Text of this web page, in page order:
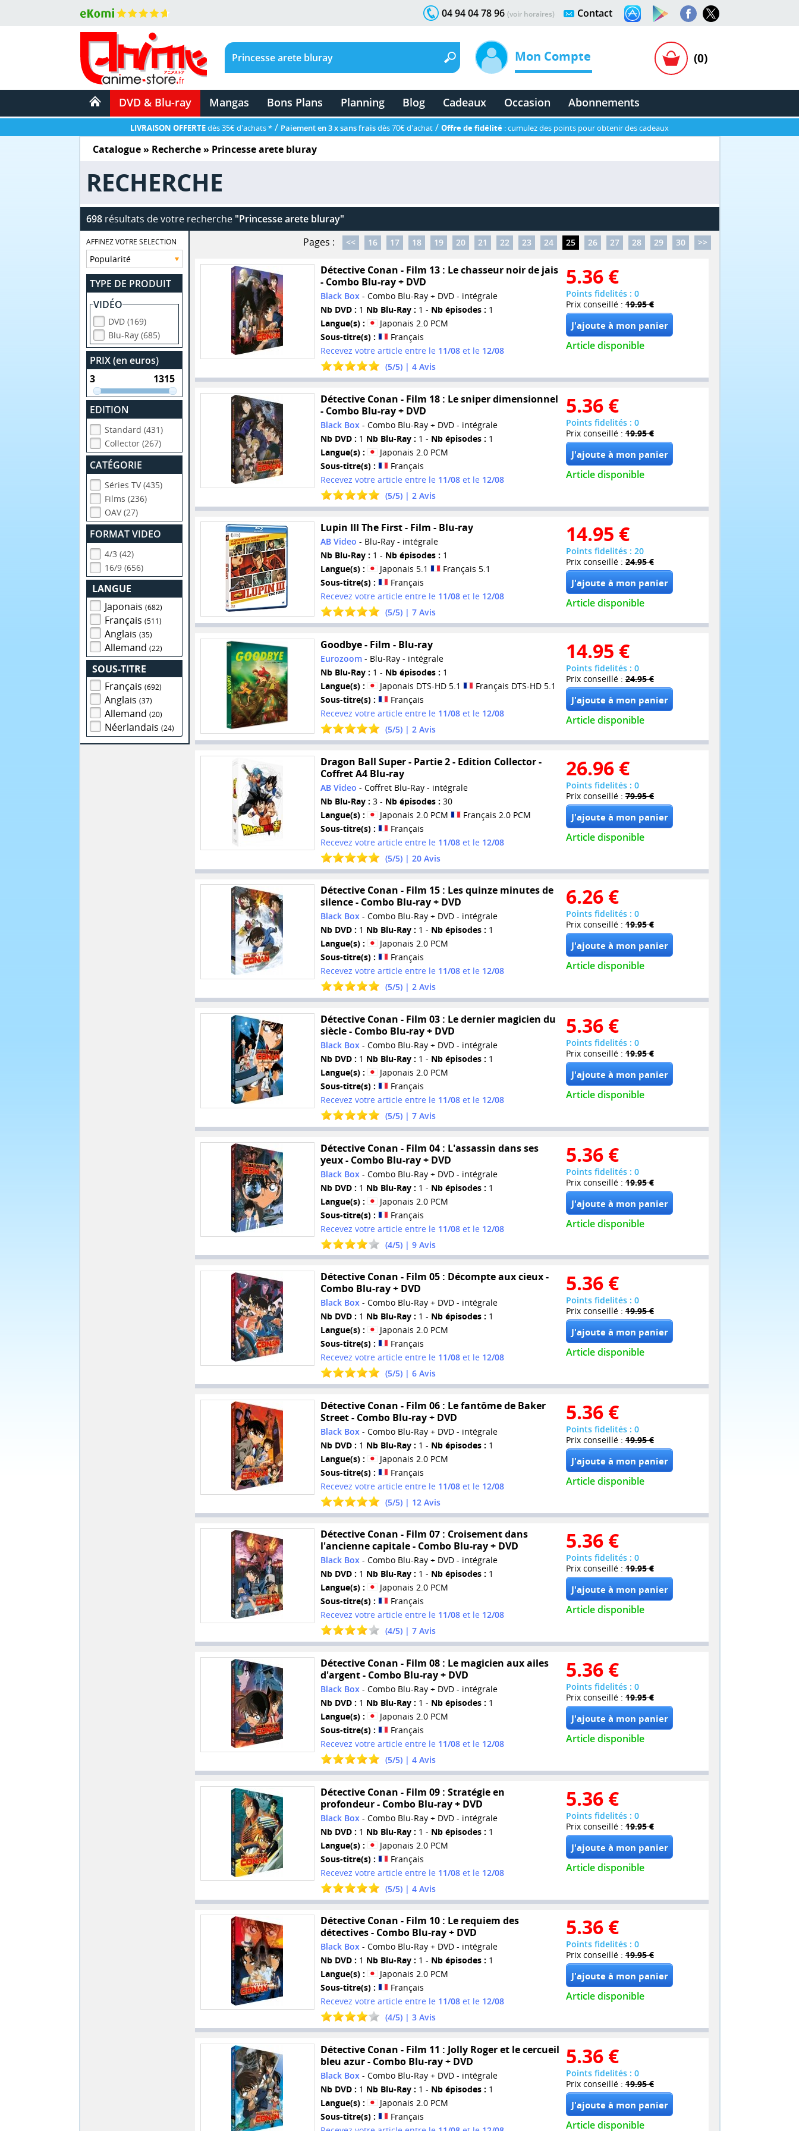
Contact
04 94 04 78 96 (voir horaires)
Mon Compte (0)
DVD & Blu-ray Mangas Bons Plans Planning Blog Cadeaux Occasion Abonnements
LIVRAISON OFFERTEdès 35€ d'achats * / Paiement en 3 x sans fraisdès 70€ d'achat / Offre de fidélité : cumulez des points pour obtenir des cadeaux
Catalogue» Recherche » Princesse arete bluray
RECHERCHE
698résultats de votre recherche "Princesse arete bluray"
AFFINEZ VOTRE SELECTION
TYPE DE PRODUIT
VIDÉO
DVD (169)
Blu-Ray (685)
PRIX (en euros)
EDITION
Standard (431)
Collector (267)
CATÉGORIE
Séries TV (435)
Films (236)
OAV (27)
FORMAT VIDEO
4/3 (42)
16/9 (656)
LANGUE
Japonais(682)
Français(511)
Anglais(35)
Allemand(22)
SOUS-TITRE
Français(692)
Anglais(37)
Allemand(20)
Néerlandais(24)
Pages : << 16 17 18 19 20 21 22 23 24 25 26 27 28 29 30 >>
Détective Conan - Film 13 : Le chasseur noir de jais
- Combo Blu-ray + DVD
Black Box- Combo Blu-Ray + DVD - intégrale
Nb DVD : 1 Nb Blu-Ray : 1 - Nb épisodes : 1
Langue(s) :
Japonais 2.0 PCM
Sous-titre(s) :
Français
Recevez votre article entre le 11/08et le 12/08
(5/5) | 4Avis
5.36 €
Points fidelités : 0
Prix conseillé : 19.95 €
Article disponible
Détective Conan - Film 18 : Le sniper dimensionnel
- Combo Blu-ray + DVD
Black Box- Combo Blu-Ray + DVD - intégrale
Nb DVD : 1 Nb Blu-Ray : 1 - Nb épisodes : 1
Langue(s) :
Japonais 2.0 PCM
Sous-titre(s) :
Français
Recevez votre article entre le 11/08et le 12/08
(5/5) | 2Avis
5.36 €
Points fidelités : 0
Prix conseillé : 19.95 €
Article disponible
Lupin III The First - Film - Blu-ray
AB Video - Blu-Ray - intégrale
Nb Blu-Ray : 1 - Nb épisodes : 1
Langue(s) :
Japonais 5.1
Français 5.1
Sous-titre(s) :
Français
Recevez votre article entre le 11/08et le 12/08
(5/5) | 7Avis
14.95 €
Points fidelités : 20
Prix conseillé : 24.95 €
Article disponible
Goodbye - Film - Blu-ray
Eurozoom- Blu-Ray - intégrale
Nb Blu-Ray : 1 - Nb épisodes : 1
Langue(s) :
Japonais DTS-HD 5.1
Français DTS-HD 5.1
Sous-titre(s) :
Français
Recevez votre article entre le 11/08et le 12/08
(5/5) | 2Avis
14.95 €
Points fidelités : 0
Prix conseillé : 24.95 €
Article disponible
Dragon Ball Super - Partie 2 - Edition Collector -
Coffret A4 Blu-ray
AB Video - Coffret Blu-Ray - intégrale
Nb Blu-Ray : 3 - Nb épisodes : 30
Langue(s) :
Japonais 2.0 PCM
Français 2.0 PCM
Sous-titre(s) :
Français
Recevez votre article entre le 11/08et le 12/08
(5/5) | 20Avis
26.96 €
Points fidelités : 0
Prix conseillé : 79.95 €
Article disponible
Détective Conan - Film 15 : Les quinze minutes de
silence - Combo Blu-ray + DVD
Black Box- Combo Blu-Ray + DVD - intégrale
Nb DVD : 1 Nb Blu-Ray : 1 - Nb épisodes : 1
Langue(s) :
Japonais 2.0 PCM
Sous-titre(s) :
Français
Recevez votre article entre le 11/08et le 12/08
(5/5) | 2Avis
6.26 €
Points fidelités : 0
Prix conseillé : 19.95 €
Article disponible
Détective Conan - Film 03 : Le dernier magicien du
siècle - Combo Blu-ray + DVD
Black Box- Combo Blu-Ray + DVD - intégrale
Nb DVD : 1 Nb Blu-Ray : 1 - Nb épisodes : 1
Langue(s) :
Japonais 2.0 PCM
Sous-titre(s) :
Français
Recevez votre article entre le 11/08et le 12/08
(5/5) | 7Avis
5.36 €
Points fidelités : 0
Prix conseillé : 19.95 €
Article disponible
Détective Conan - Film 04 : L'assassin dans ses
yeux - Combo Blu-ray + DVD
Black Box - Combo Blu-Ray + DVD - intégrale
Nb DVD : 1 Nb Blu-Ray : 1 - Nb épisodes : 1
Langue(s) :
Japonais 2.0 PCM
Sous-titre(s) :
Français
Recevez votre article entre le 11/08et le 12/08
(4/5) | 9Avis
5.36 €
Points fidelités : 0
Prix conseillé : 19.95 €
Article disponible
Détective Conan - Film 05 : Décompte aux cieux -
Combo Blu-ray + DVD
Black Box- Combo Blu-Ray + DVD - intégrale
Nb DVD : 1 Nb Blu-Ray : 1 - Nb épisodes : 1
Langue(s) :
Japonais 2.0 PCM
Sous-titre(s) :
Français
Recevez votre article entre le 11/08et le 12/08
(5/5) | 6Avis
5.36 €
Points fidelités : 0
Prix conseillé : 19.95 €
Article disponible
Détective Conan - Film 06 : Le fantôme de Baker
Street - Combo Blu-ray + DVD
Black Box- Combo Blu-Ray + DVD - intégrale
Nb DVD : 1 Nb Blu-Ray : 1 - Nb épisodes : 1
Langue(s) :
Japonais 2.0 PCM
Sous-titre(s) :
Français
Recevez votre article entre le 11/08et le 12/08
(5/5) | 12Avis
5.36 €
Points fidelités : 0
Prix conseillé : 19.95 €
Article disponible
Détective Conan - Film 07 : Croisement dans
l'ancienne capitale - Combo Blu-ray + DVD
Black Box- Combo Blu-Ray + DVD - intégrale
Nb DVD : 1 Nb Blu-Ray : 1 - Nb épisodes : 1
Langue(s) :
Japonais 2.0 PCM
Sous-titre(s) :
Français
Recevez votre article entre le 11/08et le 12/08
(4/5) | 7Avis
5.36 €
Points fidelités : 0
Prix conseillé : 19.95 €
Article disponible
Détective Conan - Film 08 : Le magicien aux ailes
d'argent - Combo Blu-ray + DVD
Black Box- Combo Blu-Ray + DVD - intégrale
Nb DVD : 1 Nb Blu-Ray : 1 - Nb épisodes : 1
Langue(s) :
Japonais 2.0 PCM
Sous-titre(s) :
Français
Recevez votre article entre le 11/08et le 12/08
(5/5) | 4Avis
5.36 €
Points fidelités : 0
Prix conseillé : 19.95 €
Article disponible
Détective Conan - Film 09 : Stratégie en
profondeur - Combo Blu-ray + DVD
Black Box - Combo Blu-Ray + DVD - intégrale
Nb DVD : 1 Nb Blu-Ray : 1 - Nb épisodes : 1
Langue(s) :
Japonais 2.0 PCM
Sous-titre(s) :
Français
Recevez votre article entre le 11/08et le 12/08
(5/5) | 4Avis
5.36 €
Points fidelités : 0
Prix conseillé : 19.95 €
Article disponible
Détective Conan - Film 10 : Le requiem des
détectives - Combo Blu-ray + DVD
Black Box- Combo Blu-Ray + DVD - intégrale
Nb DVD : 1 Nb Blu-Ray : 1 - Nb épisodes : 1
Langue(s) :
Japonais 2.0 PCM
Sous-titre(s) :
Français
Recevez votre article entre le 11/08et le 12/08
(4/5) | 3Avis
5.36 €
Points fidelités : 0
Prix conseillé : 19.95 €
Article disponible
Détective Conan - Film 11 : Jolly Roger et le cercueil
bleu azur - Combo Blu-ray + DVD
Black Box- Combo Blu-Ray + DVD - intégrale
Nb DVD : 1 Nb Blu-Ray : 1 - Nb épisodes : 1
Langue(s) :
Japonais 2.0 PCM
Sous-titre(s) :
Français
5.36 €
Points fidelités : 0
Prix conseillé : 19.95 €
Article disponible